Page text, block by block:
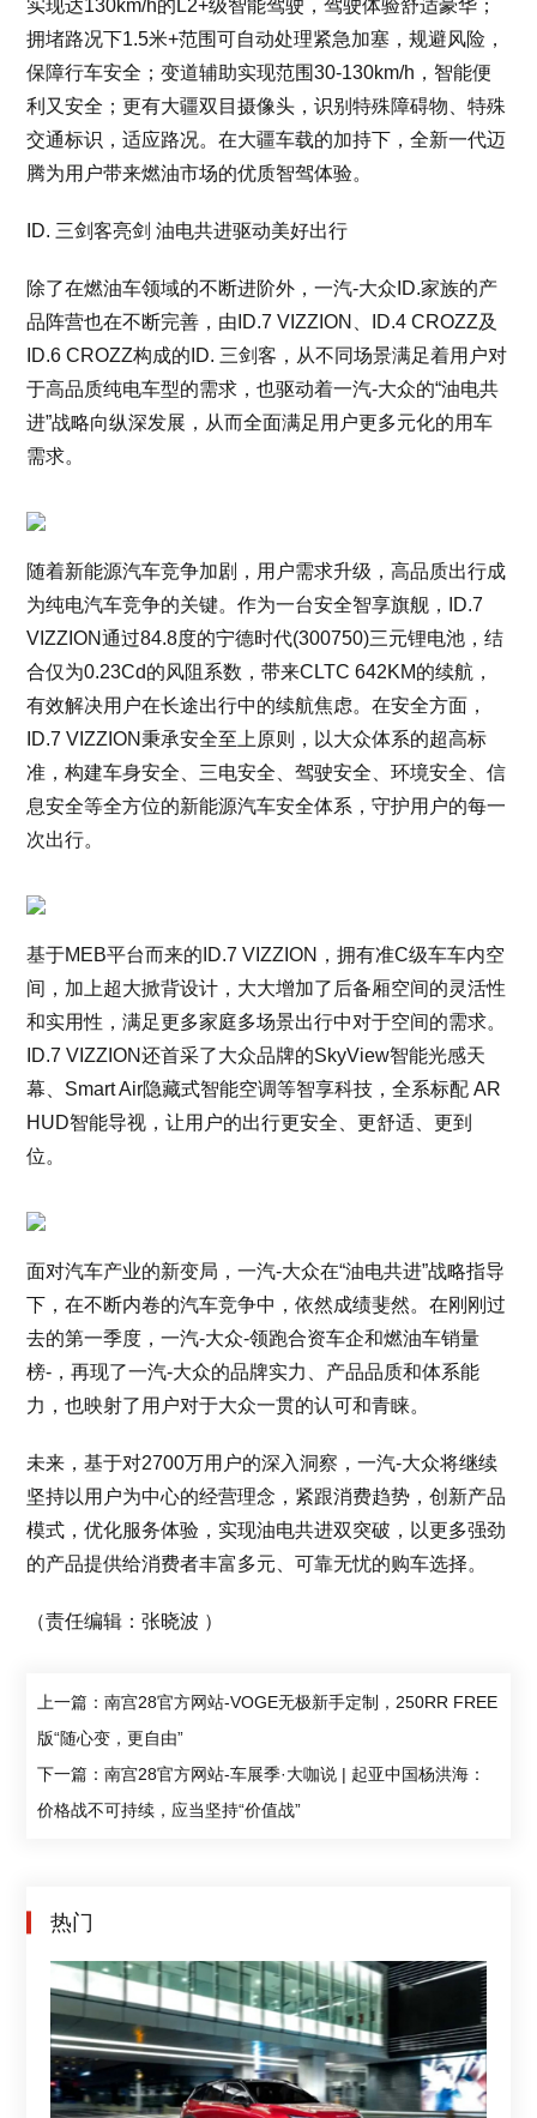
实现达130km/h的L2+级智能驾驶，驾驶体验舒适豪华；
拥堵路况下1.5米+范围可自动处理紧急加塞，规避风险，
保障行车安全；变道辅助实现范围30-130km/h，智能便
利又安全；更有大疆双目摄像头，识别特殊障碍物、特殊
交通标识，适应路况。在大疆车载的加持下，全新一代迈
腾为用户带来燃油市场的优质智驾体验。
ID. 三剑客亮剑 油电共进驱动美好出行
除了在燃油车领域的不断进阶外，一汽-大众ID.家族的产
品阵营也在不断完善，由ID.7 VIZZION、ID.4 CROZZ及
ID.6 CROZZ构成的ID. 三剑客，从不同场景满足着用户对
于高品质纯电车型的需求，也驱动着一汽-大众的“油电共
进”战略向纵深发展，从而全面满足用户更多元化的用车
需求。
随着新能源汽车竞争加剧，用户需求升级，高品质出行成
为纯电汽车竞争的关键。作为一台安全智享旗舰，ID.7
VIZZION通过84.8度的宁德时代(300750)三元锂电池，结
合仅为0.23Cd的风阻系数，带来CLTC 642KM的续航，
有效解决用户在长途出行中的续航焦虑。在安全方面，
ID.7 VIZZION秉承安全至上原则，以大众体系的超高标
准，构建车身安全、三电安全、驾驶安全、环境安全、信
息安全等全方位的新能源汽车安全体系，守护用户的每一
次出行。
基于MEB平台而来的ID.7 VIZZION，拥有准C级车车内空
间，加上超大掀背设计，大大增加了后备厢空间的灵活性
和实用性，满足更多家庭多场景出行中对于空间的需求。
ID.7 VIZZION还首采了大众品牌的SkyView智能光感天
幕、Smart Air隐藏式智能空调等智享科技，全系标配 AR
HUD智能导视，让用户的出行更安全、更舒适、更到
位。
面对汽车产业的新变局，一汽-大众在“油电共进”战略指导
下，在不断内卷的汽车竞争中，依然成绩斐然。在刚刚过
去的第一季度，一汽-大众-领跑合资车企和燃油车销量
榜-，再现了一汽-大众的品牌实力、产品品质和体系能
力，也映射了用户对于大众一贯的认可和青睐。
未来，基于对2700万用户的深入洞察，一汽-大众将继续
坚持以用户为中心的经营理念，紧跟消费趋势，创新产品
模式，优化服务体验，实现油电共进双突破，以更多强劲
的产品提供给消费者丰富多元、可靠无忧的购车选择。
（责任编辑：张晓波 ）
上一篇：南宫28官方网站-VOGE无极新手定制，250RR FREE
版“随心变，更自由”
下一篇：南宫28官方网站-车展季·大咖说 | 起亚中国杨洪海：
价格战不可持续，应当坚持“价值战”
热门